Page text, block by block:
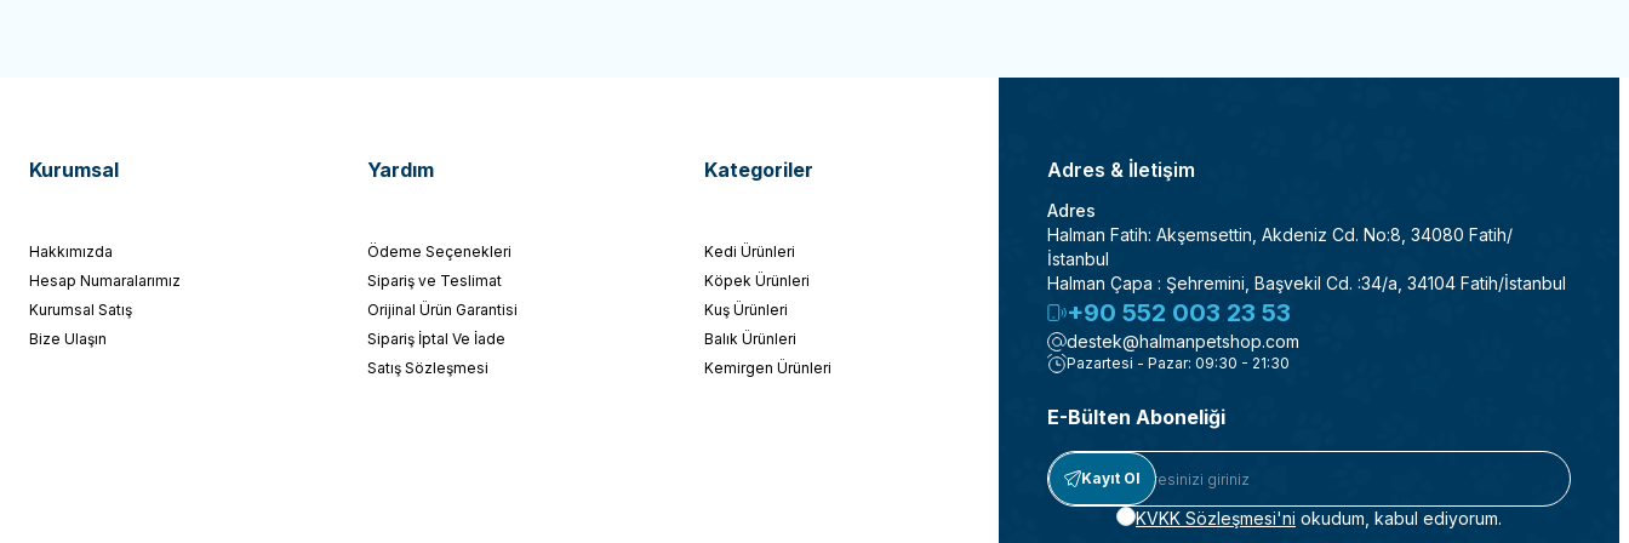
Kurumsal
Hakkımızda
Hesap Numaralarımız
Kurumsal Satış
Bize Ulaşın
Yardım
Ödeme Seçenekleri
Sipariş ve Teslimat
Orijinal Ürün Garantisi
Sipariş İptal Ve İade
Satış Sözleşmesi
Kategoriler
Kedi Ürünleri
Köpek Ürünleri
Kuş Ürünleri
Balık Ürünleri
Kemirgen Ürünleri
Adres & İletişim
Adres
Halman Fatih: Akşemsettin, Akdeniz Cd. No:8, 34080 Fatih/
İstanbul
Halman Çapa : Şehremini, Başvekil Cd. :34/a, 34104 Fatih/İstanbul
+90 552 003 23 53
destek@halmanpetshop.com
Pazartesi - Pazar: 09:30 - 21:30
E-Bülten Aboneliği
Kayıt Ol
KVKK Sözleşmesi'ni okudum, kabul ediyorum.